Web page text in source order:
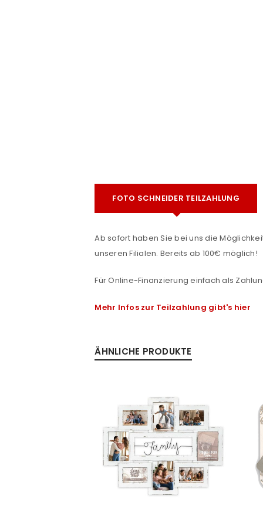
ANMELDEN
FOTO SCHNEIDER TEILZAHLUNG
Ab sofort haben Sie bei uns die
unseren Filialen. Bereits ab 100€ möglich!
Für Online-Finanzierung einfach als
Mehr Infos zur Teilzahlung gibt's hier
ÄHNLICHE PRODUKTE